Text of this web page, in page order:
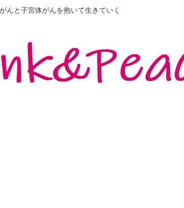
んと子宮体がんを抱いて生きていく